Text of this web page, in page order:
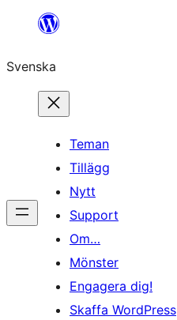
Hoppa
innehåll
Svenska
Teman
Tillägg
Nytt
Support
Om…
Mönster
Engagera dig!
Skaffa WordPress